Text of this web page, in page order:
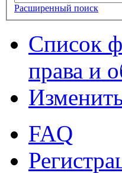
Расширенный поиск
Список
права и
FAQ